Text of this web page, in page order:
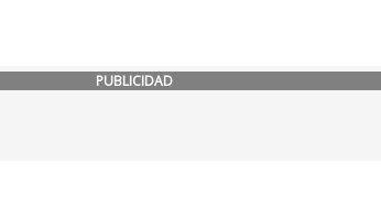
PUBLICIDAD